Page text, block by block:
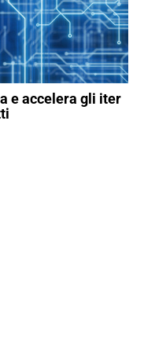
e accelera gli iter